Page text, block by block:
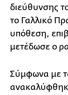
διεύθυνσης
το Γαλλικό
υπόθεση,
μετέδωσε ο
Σύμφωνα με